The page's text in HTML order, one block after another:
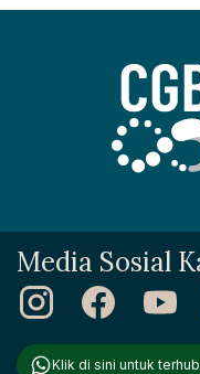
Media Sosial
Klik di sini untuk